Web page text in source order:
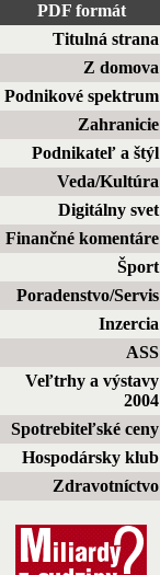
PDF formát
Titulná strana
Z domova
Podnikové spektrum
Zahranicie
Podnikateľ a štýl
Veda/Kultúra
Digitálny svet
Finančné komentáre
Šport
Poradenstvo/Servis
Inzercia
ASS
Veľtrhy a výstavy
2004
Spotrebiteľské ceny
Hospodársky klub
Zdravotníctvo